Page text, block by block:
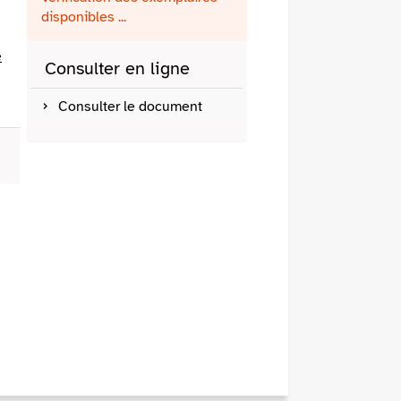
disponibles ...
Consulter en ligne
Consulter le document